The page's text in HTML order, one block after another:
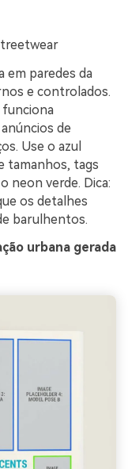
em paredes da
e controlados.
funciona
de
Use o azul
tamanhos, tags
neon verde. Dica:
os detalhes
barulhentos.
urbana gerada